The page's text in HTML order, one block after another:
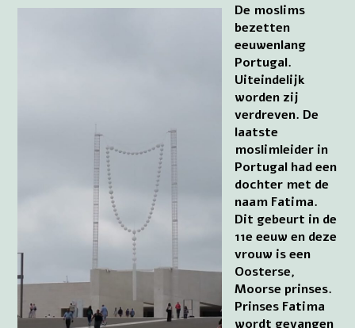
De moslims
bezetten
eeuwenlang
Portugal.
Uiteindelijk
worden zij
verdreven. De
laatste
moslimleider in
Portugal had een
dochter met de
naam Fatima.
Dit gebeurt in de
11e eeuw en deze
vrouw is een
Oosterse,
Moorse prinses.
Prinses Fatima
wordt gevangen